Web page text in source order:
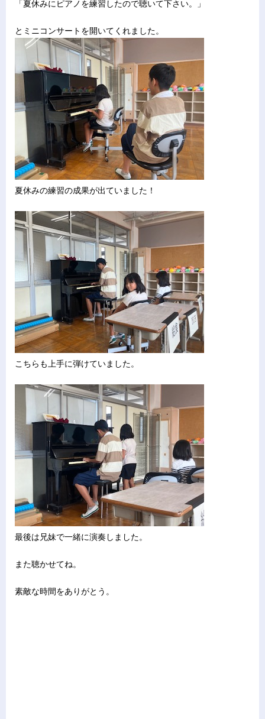
「夏休みにピアノを練習したので聴いて下さい。」
とミニコンサートを開いてくれました。
夏休みの練習の成果が出ていました！
こちらも上手に弾けていました。
最後は兄妹で一緒に演奏しました。
また聴かせてね。
素敵な時間をありがとう。